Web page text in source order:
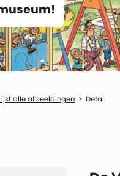
alle afbeeldingen Detail